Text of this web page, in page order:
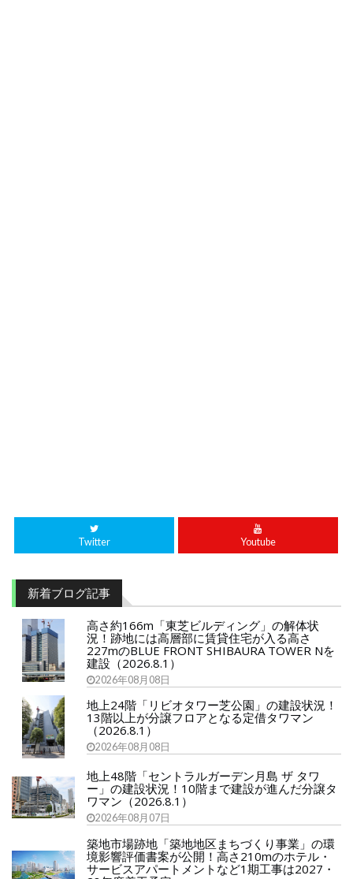
Twitter Youtube
新着ブログ記事
高さ約166m「東芝ビルディング」の解体状
況！跡地には高層部に賃貸住宅が入る高さ
227mのBLUE FRONT SHIBAURA TOWER Nを
建設（2026.8.1）
2026年08月08日
地上24階「リビオタワー芝公園」の建設状況！
13階以上が分譲フロアとなる定借タワマン
（2026.8.1）
2026年08月08日
地上48階「セントラルガーデン月島 ザ タワ
ー」の建設状況！10階まで建設が進んだ分譲タ
ワマン（2026.8.1）
2026年08月07日
築地市場跡地「築地地区まちづくり事業」の環
境影響評価書案が公開！高さ210mのホテル・
サービスアパートメントなど1期工事は2027・